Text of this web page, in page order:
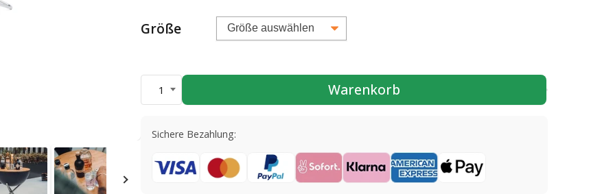
Größe
1 Warenkorb
Sichere Bezahlung: